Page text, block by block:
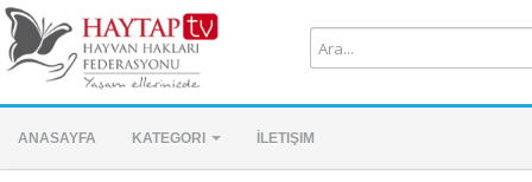
ANASAYFA KATEGORI İLETIŞIM